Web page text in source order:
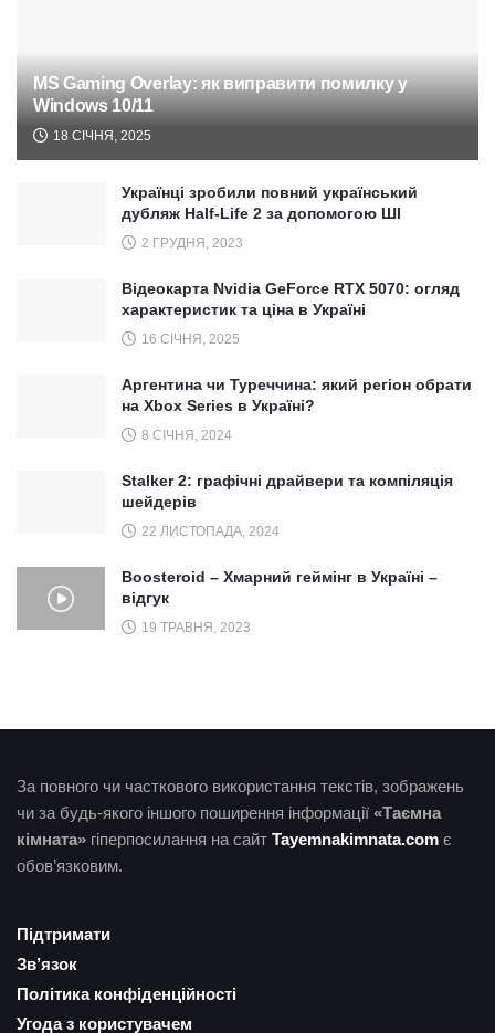
MS Gaming Overlay: як виправити помилку у
Windows 10/11
18 СІЧНЯ, 2025
Українці зробили повний український
дубляж Half-Life 2 за допомогою ШІ
2 ГРУДНЯ, 2023
Відеокарта Nvidia GeForce RTX 5070: огляд
характеристик та ціна в Україні
16 СІЧНЯ, 2025
Аргентина чи Туреччина: який регіон обрати
на Xbox Series в Україні?
8 СІЧНЯ, 2024
Stalker 2: графічні драйвери та компіляція
шейдерів
22 ЛИСТОПАДА, 2024
Boosteroid – Хмарний геймінг в Україні –
відгук
19 ТРАВНЯ, 2023
За повного чи часткового використання текстів, зображень
чи за будь-якого іншого поширення інформації «Таємна
кімната» гіперпосилання на сайт Tayemnakimnata.com є
обов’язковим.
Підтримати
Зв’язок
Політика конфіденційності
Угода з користувачем